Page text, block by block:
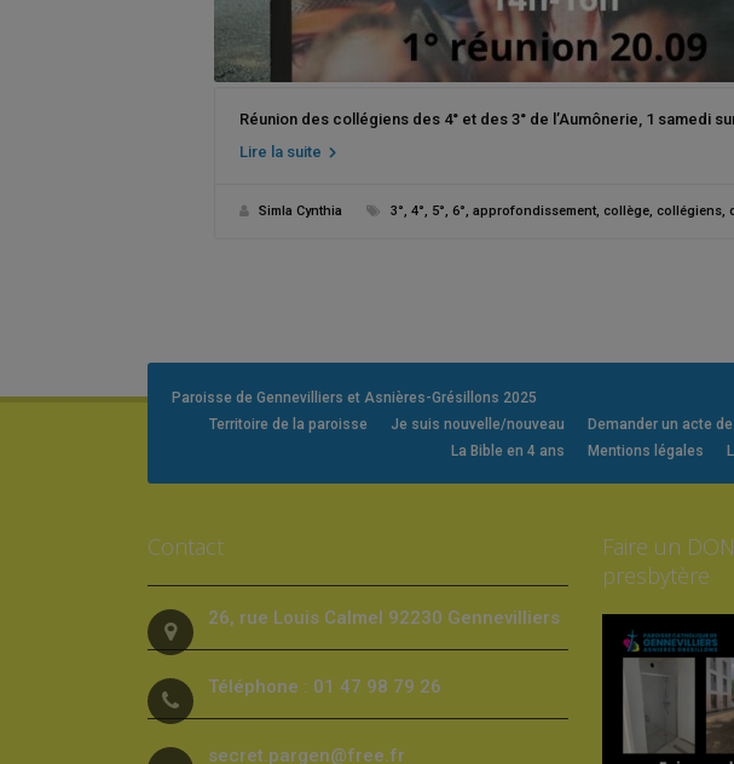
Réunion des collégiens des 4° et des 3° de l’Aumônerie, 1 samedi
Lire la suite
Simla Cynthia 3°, 4°, 5°, 6°, approfondissement, collège, collégiens,
Paroisse de Gennevilliers et Asnières-Grésillons 2025
Territoire de la paroisse
Je suis nouvelle/nouveau Demander un acte
La Bible en 4 ans
Mentions légales
Contact
26, rue Louis Calmel 92230 Gennevilliers
Téléphone : 01 47 98 79 26
secret.pargen@free.fr
Faire un
presbytère